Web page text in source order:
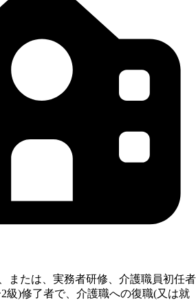
または、実務者研修、介護職員初任者
級)修了者で、介護職への復職(又は就